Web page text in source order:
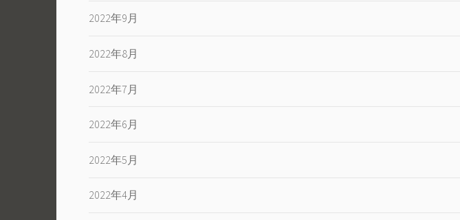
2022年9月
2022年8月
2022年7月
2022年6月
2022年5月
2022年4月